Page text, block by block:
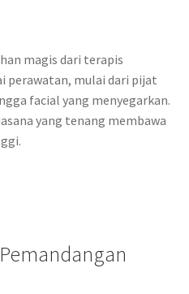
magis dari terapis
perawatan, mulai dari pijat
facial yang menyegarkan.
yang tenang membawa